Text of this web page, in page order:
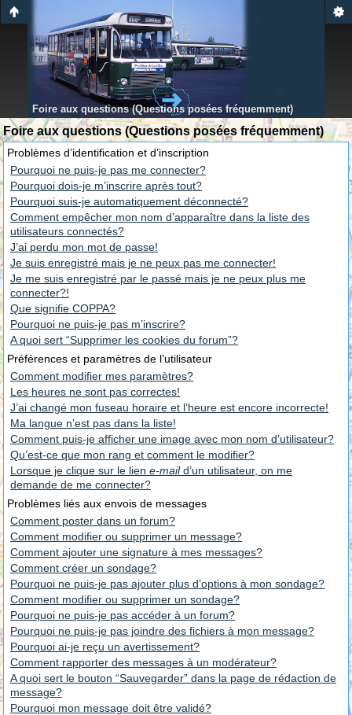
Foire aux questions (Questions posées fréquemment)
Foire aux questions (Questions posées fréquemment)
Problèmes d’identification et d’inscription
Pourquoi ne puis-je pas me connecter?
Pourquoi dois-je m’inscrire après tout?
Pourquoi suis-je automatiquement déconnecté?
Comment empêcher mon nom d’apparaître dans la liste des
utilisateurs connectés?
J’ai perdu mon mot de passe!
Je suis enregistré mais je ne peux pas me connecter!
Je me suis enregistré par le passé mais je ne peux plus me
connecter?!
Que signifie COPPA?
Pourquoi ne puis-je pas m’inscrire?
A quoi sert “Supprimer les cookies du forum”?
Préférences et paramètres de l’utilisateur
Comment modifier mes paramètres?
Les heures ne sont pas correctes!
J’ai changé mon fuseau horaire et l’heure est encore incorrecte!
Ma langue n’est pas dans la liste!
Comment puis-je afficher une image avec mon nom d’utilisateur?
Qu’est-ce que mon rang et comment le modifier?
Lorsque je clique sur le lien e-maild’un utilisateur, on me
demande de me connecter?
Problèmes liés aux envois de messages
Comment poster dans un forum?
Comment modifier ou supprimer un message?
Comment ajouter une signature à mes messages?
Comment créer un sondage?
Pourquoi ne puis-je pas ajouter plus d’options à mon sondage?
Comment modifier ou supprimer un sondage?
Pourquoi ne puis-je pas accéder à un forum?
Pourquoi ne puis-je pas joindre des fichiers à mon message?
Pourquoi ai-je reçu un avertissement?
Comment rapporter des messages à un modérateur?
A quoi sert le bouton “Sauvegarder” dans la page de rédaction de
message?
Pourquoi mon message doit être validé?